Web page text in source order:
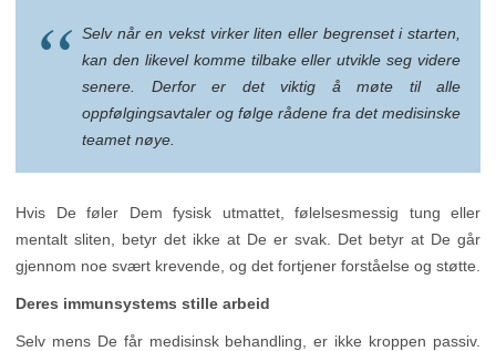
Selv når en vekst virker liten eller begrenset i starten,
kan den likevel komme tilbake eller utvikle seg videre
senere. Derfor er det viktig å møte til alle
oppfølgingsavtaler og følge rådene fra det medisinske
teamet nøye.
Hvis De føler Dem fysisk utmattet, følelsesmessig tung eller
mentalt sliten, betyr det ikke at De er svak. Det betyr at De går
gjennom noe svært krevende, og det fortjener forståelse og støtte.
Deres immunsystems stille arbeid
Selv mens De får medisinsk behandling, er ikke kroppen passiv.